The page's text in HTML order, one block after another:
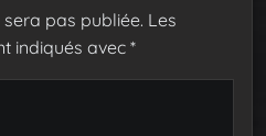
pas publiée. Les
indiqués avec *